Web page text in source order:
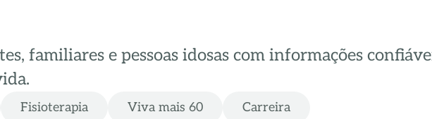
familiares e pessoas idosas com informações
Fisioterapia Viva mais 60 Carreira